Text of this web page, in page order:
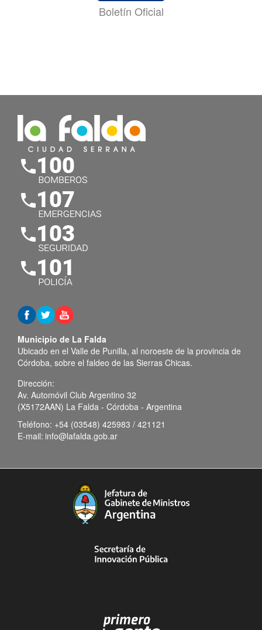
Boletín Oficial
Municipio de La Falda
Ubicado en el Valle de Punilla, al noroeste de la provincia de
Córdoba, sobre el faldeo de las Sierras Chicas.
Dirección:
Av. Automóvil Club Argentino 32
(X5172AAN) La Falda - Córdoba - Argentina
Teléfono: +54 (03548) 425983 / 421121
E-mail: info@lafalda.gob.ar